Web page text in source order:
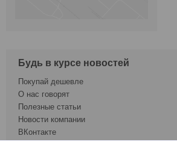
Будь в курсе новостей
Покупай дешевле
О нас говорят
Полезные статьи
Новости компании
ВКонтакте